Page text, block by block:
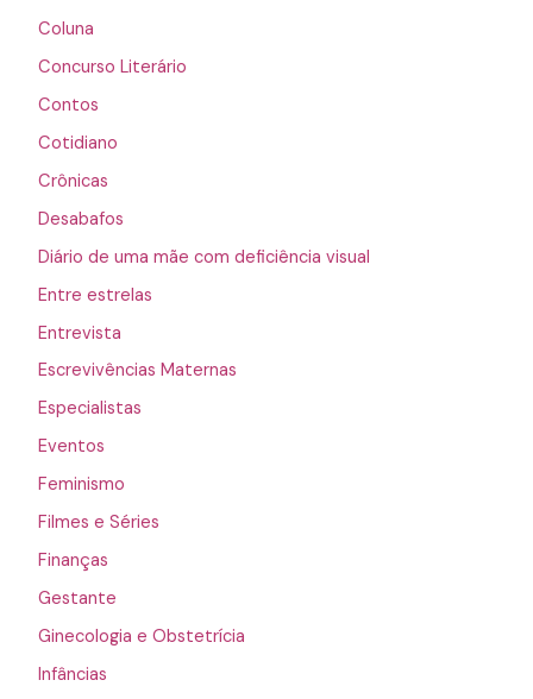
Coluna
Concurso Literário
Contos
Cotidiano
Crônicas
Desabafos
Diário de uma mãe com deficiência visual
Entre estrelas
Entrevista
Escrevivências Maternas
Especialistas
Eventos
Feminismo
Filmes e Séries
Finanças
Gestante
Ginecologia e Obstetrícia
Infâncias